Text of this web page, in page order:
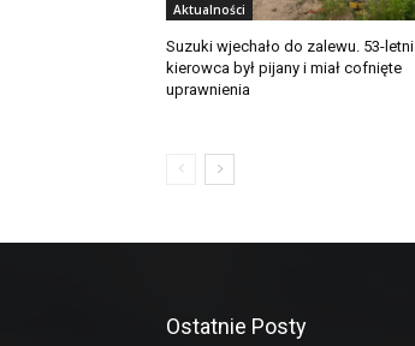
Aktualności
Suzuki wjechało do zalewu. 53-letni
kierowca był pijany i miał cofnięte
uprawnienia
Ostatnie Posty